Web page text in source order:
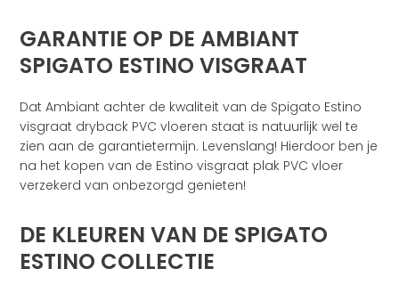
GARANTIE OP DE AMBIANT
SPIGATO ESTINO VISGRAAT
Dat Ambiant achter de kwaliteit van de Spigato Estino
visgraat dryback PVC vloeren staat is natuurlijk wel te
zien aan de garantietermijn. Levenslang! Hierdoor ben je
na het kopen van de Estino visgraat plak PVC vloer
verzekerd van onbezorgd genieten!
DE KLEUREN VAN DE SPIGATO
ESTINO COLLECTIE